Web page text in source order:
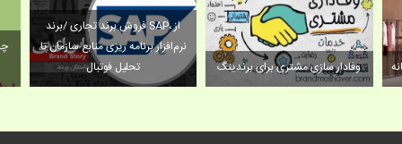
فروش برند تجاری /برند SAP، از
نرم‌افزار برنامه‌ ریزی منابع سازمان تا
تحلیل فوتبال
وفادار سازی مشتری برای برندینگ